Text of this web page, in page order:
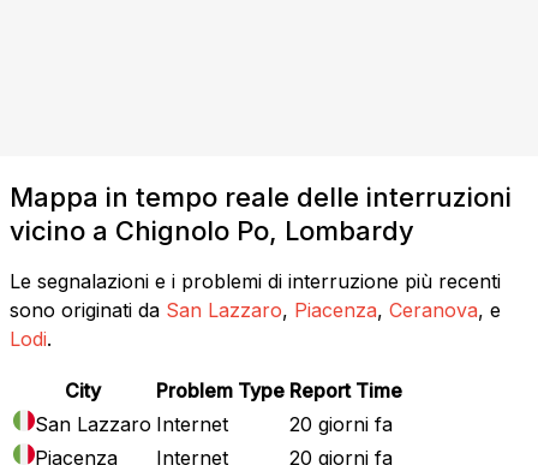
Mappa in tempo reale delle interruzioni
vicino a Chignolo Po, Lombardy
Le segnalazioni e i problemi di interruzione più recenti
sono originati da San Lazzaro, Piacenza, Ceranova, e
Lodi.
City Problem Type Report Time
San Lazzaro Internet
20 giorni fa
Piacenza
Internet 20 giorni fa